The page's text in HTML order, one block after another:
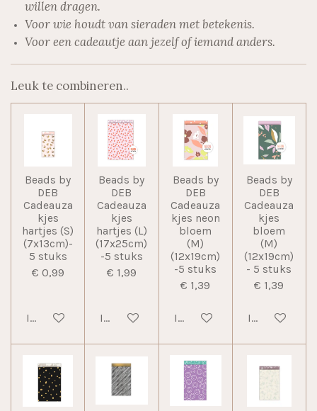
willen dragen.
Voor wie houdt van sieraden met betekenis.
Voor een cadeautje aan jezelf of iemand anders.
Leuk te combineren..
Beads by
DEB
Cadeauza
kjes
hartjes (S)
(7x13cm)-
5 stuks
€ 0,99
In winkelwagen
Beads by
DEB
Cadeauza
kjes
hartjes (L)
(17x25cm)
-5 stuks
€ 1,99
In winkelwagen
Beads by
DEB
Cadeauza
kjes neon
bloem
(M)
(12x19cm)
-5 stuks
€ 1,39
In winkelwagen
Beads by
DEB
Cadeauza
kjes
bloem
(M)
(12x19cm)
- 5 stuks
€ 1,39
In